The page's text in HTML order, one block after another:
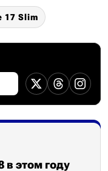
17 Slim
в этом году